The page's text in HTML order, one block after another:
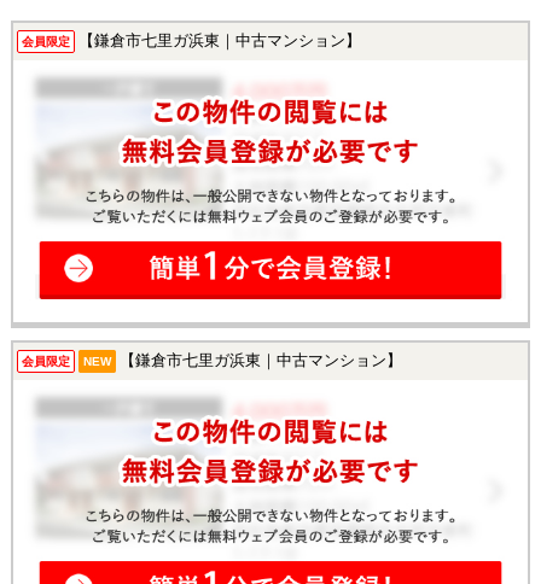
会員限定 【鎌倉市七里ガ浜東｜中古マンション】
会員限定 NEW 【鎌倉市七里ガ浜東｜中古マンション】